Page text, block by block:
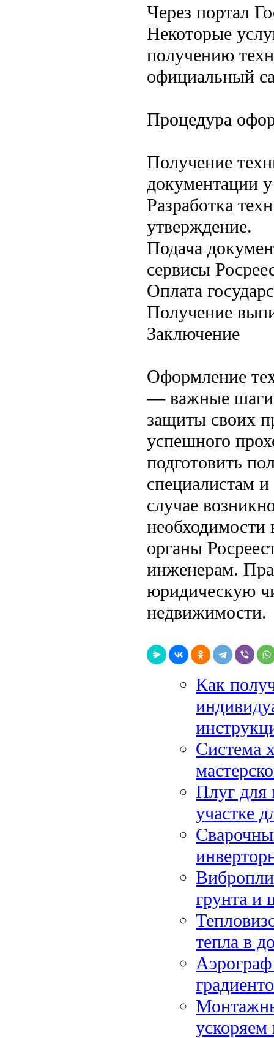
Через портал
Некоторые
получению
официальный
Процедура
Получение
документации
Разработка
утверждение.
Подача
сервисы
Оплата
Получение
Заключение
Оформление
— важные шаги
защиты своих
успешного
подготовить
специалистам
случае
необходимости
органы
инженерам.
юридическую
недвижимости.
Как
Система
Плуг для
участке
грунта и
тепла в
Аэрограф
ускоряем